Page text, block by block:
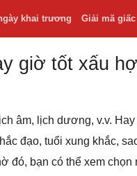
khai trương Giải mã
giờ tốt xấu
âm, lịch dương, v.v.
đạo, tuổi xung khắc,
đó, bạn có thể xem